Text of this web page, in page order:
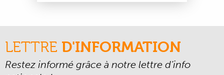
LETTRE D'INFORMATION
Restez informé grâce à notre lettre d’info